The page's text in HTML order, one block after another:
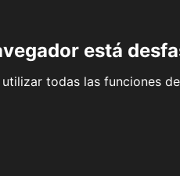
está
todas las funciones